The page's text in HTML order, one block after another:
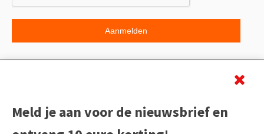
Meld je aan voor de nieuwsbrief en